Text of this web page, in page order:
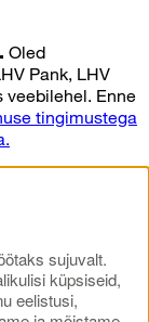
Oled
Pank, LHV
veebilehel. Enne
tingimustega
sujuvalt.
küpsiseid,
eelistusi,